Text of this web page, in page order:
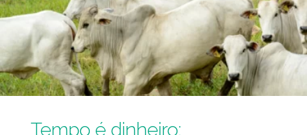
de ninfas
Tempo é dinheiro: